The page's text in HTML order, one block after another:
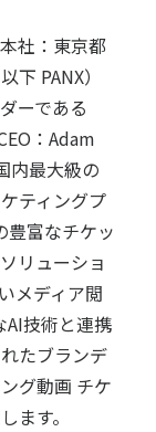
本社：東京都
PANX）
ーである
：Adam
内最大級の
ティングプ
豊富なチケッ
リューショ
メディア閲
技術と連携
たブランデ
グ動画 チケ
ます。